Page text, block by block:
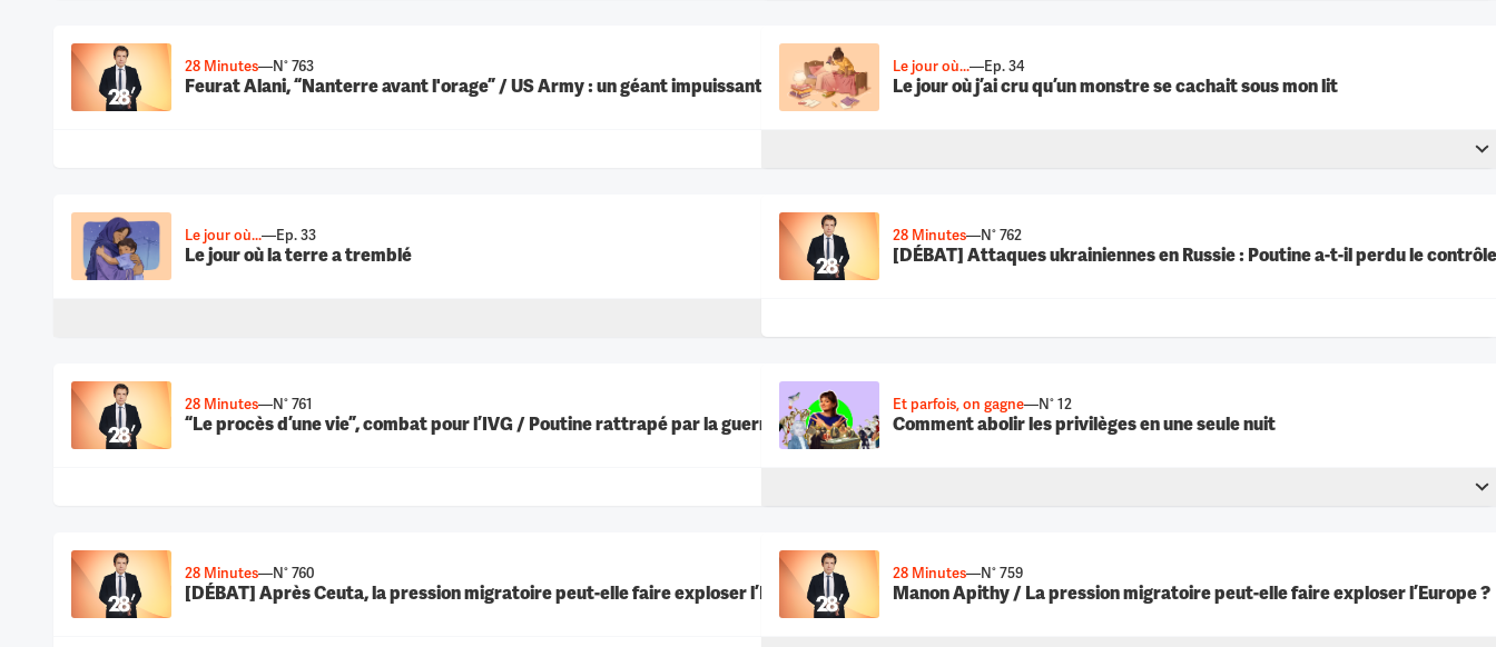
Feurat Alani, “Nanterre avant l'orage” / US Army : un géant impuissant ?
28 Minutes—N° 763
Le jour où j’ai cru qu’un monstre se cachait sous mon lit
Le jour où...—Ep. 34
Le jour où la terre a tremblé
Le jour où...—Ep. 33
[DÉBAT] Attaques ukrainiennes en Russie : Poutine a-t-il perdu le
28 Minutes—N° 762
“Le procès d’une vie”, combat pour l’IVG / Poutine rattrapé par la guerre ?
28 Minutes—N° 761
Comment abolir les privilèges en une seule nuit
Et parfois, on gagne—N° 12
[DÉBAT] Après Ceuta, la pression migratoire peut-elle faire exploser l’Europe ?
28 Minutes—N° 760
22 min
Manon Apithy / La pression migratoire peut-elle faire exploser l’Europe ?
28 Minutes—N° 759